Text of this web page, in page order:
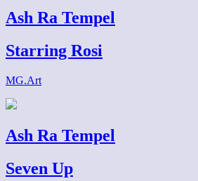
Ash Ra Tempel
Starring Rosi
MG.Art
Ash Ra Tempel
Seven Up